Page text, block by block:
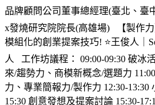
品牌顧問公司董事總經理(臺北、臺
x發燒研究院院長(高雄場) 【製作
模組化的創業提案技巧! ⭐王俊人｜
人 工作坊議程： 09:00-09:30 破冰
來/趨勢力、商模新概念/選題力
力、專業簡報力/製作力 12:30-13:30
15:30 創意發想及提案討論 15:30-